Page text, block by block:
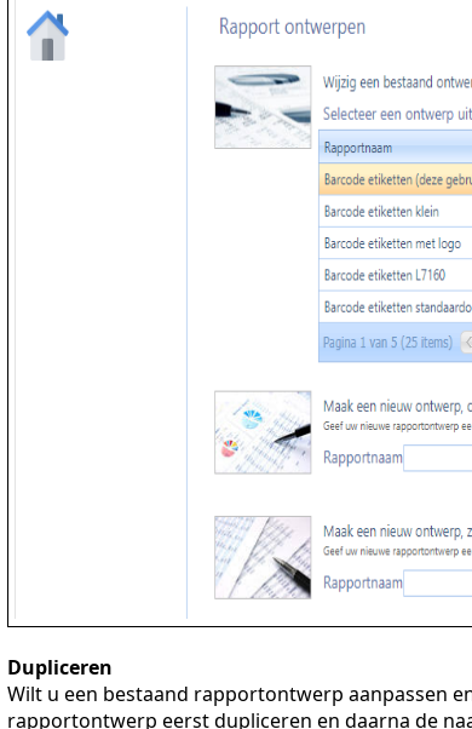
Dupliceren
Wilt u een bestaand rapportontwerp aanpassen
rapportontwerp eerst dupliceren en daarna de